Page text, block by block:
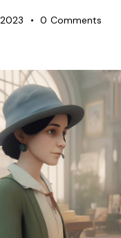
0 Comments